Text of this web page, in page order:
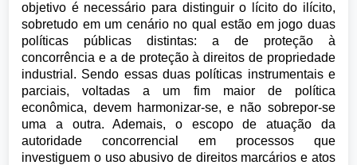
objetivo é necessário para distinguir o lícito do ilícito,
sobretudo em um cenário no qual estão em jogo duas
políticas públicas distintas: a de proteção à
concorrência e a de proteção à direitos de propriedade
industrial. Sendo essas duas políticas instrumentais e
parciais, voltadas a um fim maior de política
econômica, devem harmonizar-se, e não sobrepor-se
uma a outra. Ademais, o escopo de atuação da
autoridade concorrencial em processos que
investiguem o uso abusivo de direitos marcários e atos